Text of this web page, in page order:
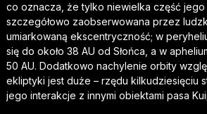
co oznacza, że tylko niewielka część jego
szczegółowo zaobserwowana przez
umiarkowaną ekscentryczność; w
się do około 38 AU od Słońca, a w
50 AU. Dodatkowo nachylenie orbity
ekliptyki jest duże – rzędu kilkudziesięciu
jego interakcje z innymi obiektami pasa